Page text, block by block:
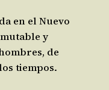
en el Nuevo
y
de
tiempos.